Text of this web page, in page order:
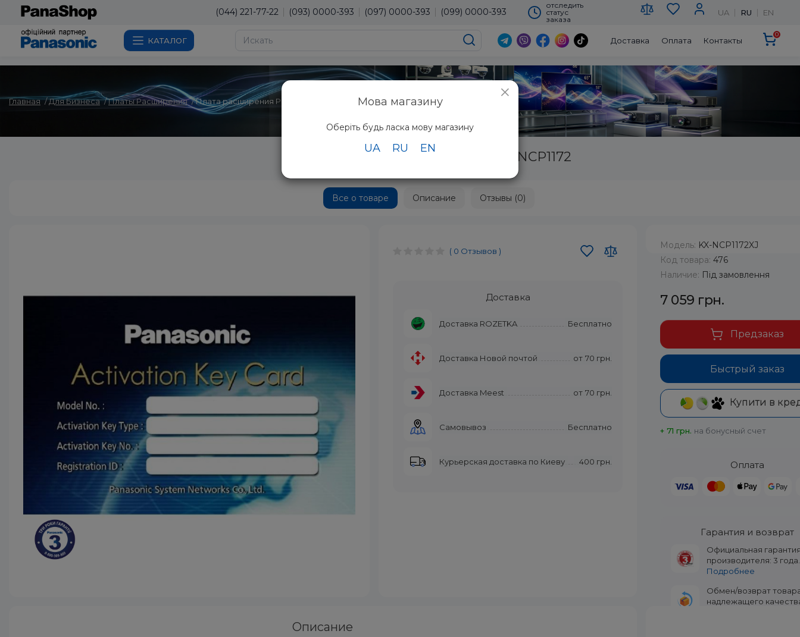
(044) 221-77-22 (093) 0000-393 (097) 0000-393 (099) 0000-393
отследить
статус
заказа
UA RU EN
КАТАЛОГ Доставка Оплата Контакты
0
Главная Для Бизнеса Платы Расширения Плата расширения Panasonic KX-NCP1172 ×
Мова магазину
Оберіть будь ласка мову магазину
UA RU EN
Плата расширения Panasonic KX-NCP1172
Все о товаре Описание Отзывы (0)
( 0 Отзывов )
Доставка
Доставка ROZETKA Бесплатно
Доставка Новой почтой от 70 грн.
Доставка Meest от 70 грн.
Самовывоз Бесплатно
Курьерская доставка по Киеву 400 грн.
Модель: KX-NCP1172XJ
Код товара: 476
Наличие: Під замовлення
7 059 грн.
Быстрый заказ
Предзаказ
Купити в
+ 71 грн. на бонусный счет
Оплата
Гарантия и возврат
Официальная
производителя: 3 года.
Подробнее
Обмен/возврат
надлежащего
Описание